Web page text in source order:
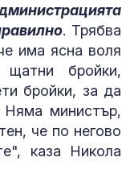
. Трябва
има ясна воля
бройки,
бройки, за да
Няма министър,
че по негово
каза Никола